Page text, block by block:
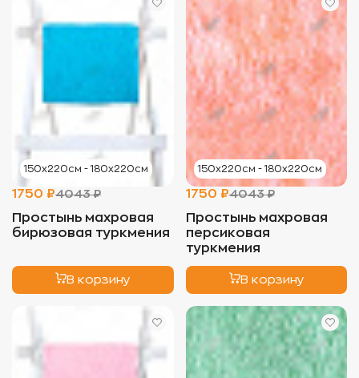
150х220см - 180х220см
1750 ₽4043 ₽
Простынь махровая
бирюзовая туркмения
В корзину
150х220см - 180х220см
1750 ₽4043 ₽
Простынь махровая
персиковая
туркмения
В корзину